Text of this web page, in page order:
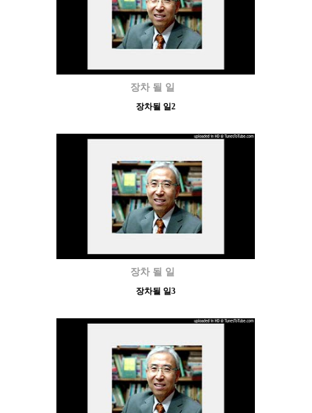
장차 될 일
장차될 일2
장차 될 일
장차될 일3